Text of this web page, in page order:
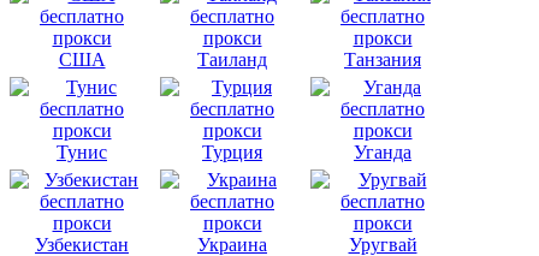
США Таиланд Танзания
Тунис Турция Уганда
Узбекистан Украина Уругвай